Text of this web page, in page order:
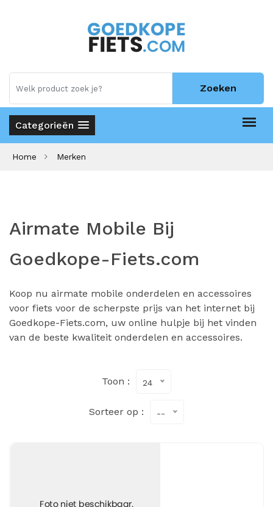
Zoeken
Categorieën
Home Merken
Airmate Mobile Bij
Goedkope-Fiets.com
Koop nu airmate mobile onderdelen en accessoires
voor fiets voor de scherpste prijs van het internet bij
Goedkope-Fiets.com, uw online hulpje bij het vinden
van de beste kwaliteit onderdelen en accessoires.
Toon : 24
Sorteer op : --